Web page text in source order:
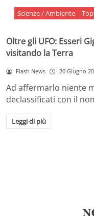
Scienze / Ambiente
Oltre gli UFO: Esseri
visitando la Terra
Flash News 20 Giugno
Ad affermarlo niente
declassificati con il
Leggi di più